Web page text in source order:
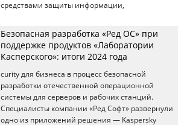
средствами защиты информации,
Безопасная разработка «Ред ОС» при
поддержке продуктов «Лаборатории
Касперского»: итоги 2024 года
curity для бизнеса в процесс безопасной
разработки отечественной операционной
системы для серверов и рабочих станций.
Специалисты компании «Ред Софт» развернули
одно из приложений решения — Kaspersky